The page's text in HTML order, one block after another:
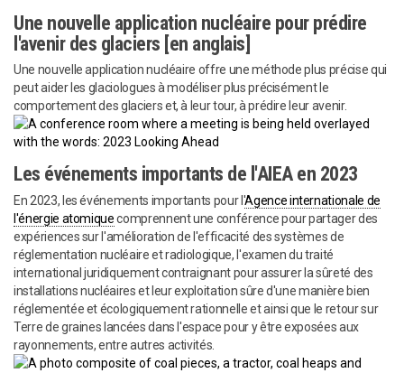
Une nouvelle application nucléaire pour prédire
l'avenir des glaciers [en anglais]
Une nouvelle application nucléaire offre une méthode plus précise qui
peut aider les glaciologues à modéliser plus précisément le
comportement des glaciers et, à leur tour, à prédire leur avenir.
Les événements importants de l'AIEA en 2023
En 2023, les événements importants pour l'Agence internationale de
l'énergie atomiquecomprennent une conférence pour partager des
expériences sur l'amélioration de l'efficacité des systèmes de
réglementation nucléaire et radiologique, l'examen du traité
international juridiquement contraignant pour assurer la sûreté des
installations nucléaires et leur exploitation sûre d'une manière bien
réglementée et écologiquement rationnelle et ainsi que le retour sur
Terre de graines lancées dans l'espace pour y être exposées aux
rayonnements, entre autres activités.